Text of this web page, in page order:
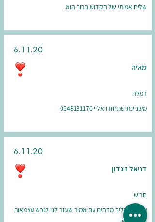
שליח אמיתי של הקדוש ברוך הוא.
6.11.20
מאיה
רמלה
מעוניינת שתחזרו אליי0548131170
6.11.20
דניאל זיגדון
חריש
עברנו תהליך מדהים עם אמיר שעזר לנו לגבש עצמאות